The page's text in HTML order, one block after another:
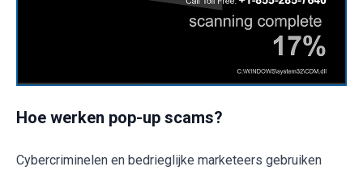
Hoe werken pop-up scams?
Cybercriminelen en bedrieglijke marketeers gebruiken